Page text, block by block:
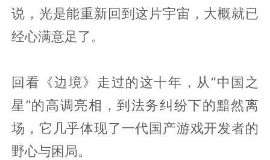
说，光是能重新回到这片宇宙，大概就已
经心满意足了。
回看《边境》走过的这十年，从“中国之
星”的高调亮相，到法务纠纷下的黯然离
场，它几乎体现了一代国产游戏开发者的
野心与困局。